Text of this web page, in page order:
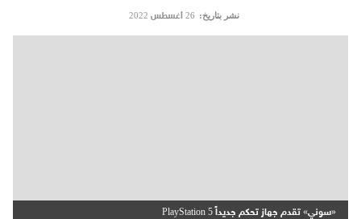
نشر بتاريخ: 26 أغسطس 2022
«سوني» تقدم جهاز تحكم جديداً PlayStation 5